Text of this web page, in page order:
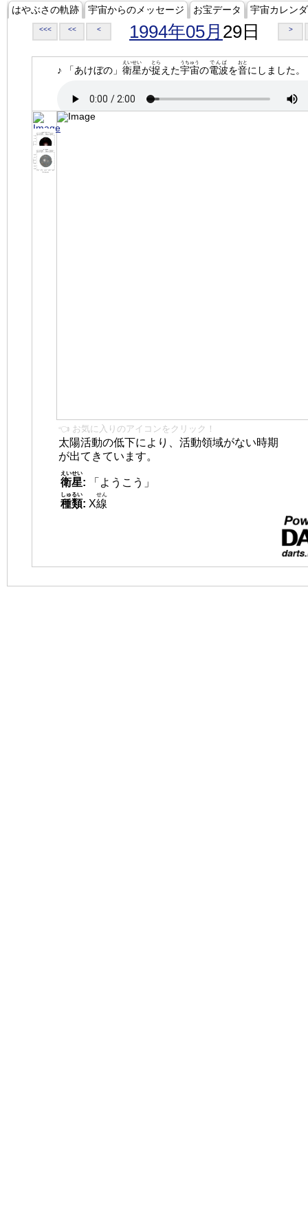
はやぶさの軌跡 宇宙からのメッセージ お宝データ 宇宙カレン
<<< << < 1994年05月 29日 >
♪ 「あけぼの」 衛星
えいせい
が捉
とら
えた宇宙
うちゅう
の電波
でんぱ
を音
おと
にしました。
👈 お気に入りのアイコンをクリック！
太陽活動の低下により、活動領域がない時期
が出てきています。
衛星
えいせい
:
「ようこう」
種類
しゅるい
: X線
せん